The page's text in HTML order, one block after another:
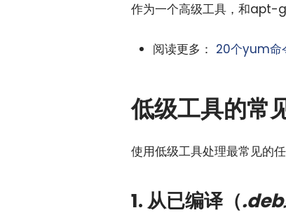
作为一个高级工具，和apt-
阅读更多： 20个yum命
低级工具的常
使用低级工具处理最常见的任
1. 从已编译（